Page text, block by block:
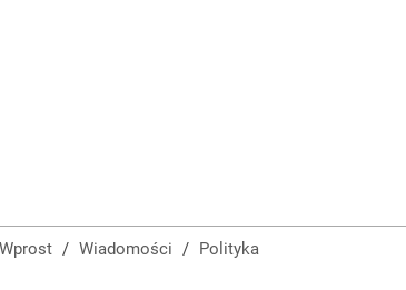
Wprost / Wiadomości / Polityka